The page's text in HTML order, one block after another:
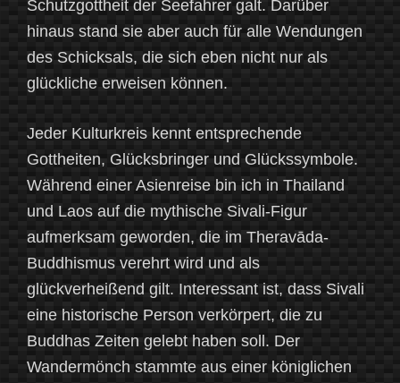
Schutzgottheit der Seefahrer galt. Darüber
hinaus stand sie aber auch für alle Wendungen
des Schicksals, die sich eben nicht nur als
glückliche erweisen können.
Jeder Kulturkreis kennt entsprechende
Gottheiten, Glücksbringer und Glückssymbole.
Während einer Asienreise bin ich in Thailand
und Laos auf die mythische Sivali-Figur
aufmerksam geworden, die im Theravāda-
Buddhismus verehrt wird und als
glückverheißend gilt. Interessant ist, dass Sivali
eine historische Person verkörpert, die zu
Buddhas Zeiten gelebt haben soll. Der
Wandermönch stammte aus einer königlichen